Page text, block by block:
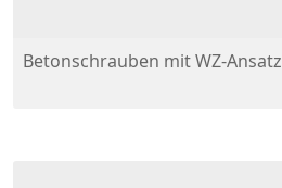
Betonschrauben mit WZ-Ansatz